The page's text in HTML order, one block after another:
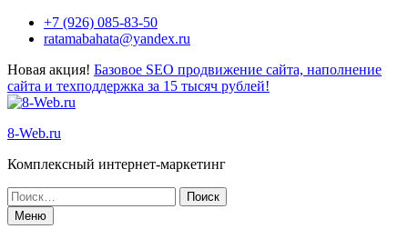
+7 (926) 085-83-50
ratamabahata@yandex.ru
Новая акция! Базовое SEO продвижение сайта, наполнение
сайта и техподдержка за 15 тысяч рублей!
8-Web.ru
Комплексный интернет-маркетинг
Меню